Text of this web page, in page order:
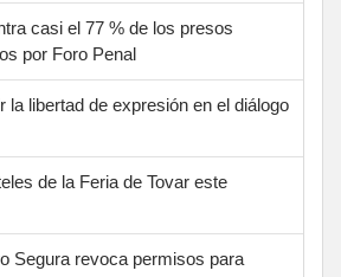
casi el 77 % de los presos
por Foro Penal
la libertad de expresión en el diálogo
de la Feria de Tovar este
Segura revoca permisos para